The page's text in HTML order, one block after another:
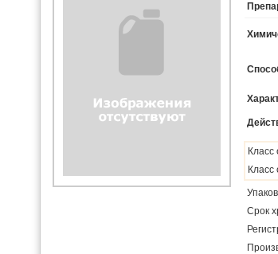
Класс
Класс
Срок